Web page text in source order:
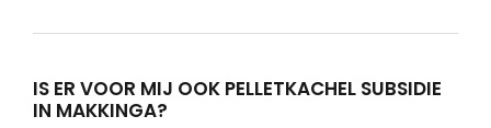
IS ER VOOR MIJ OOK PELLETKACHEL SUBSIDIE
IN MAKKINGA?